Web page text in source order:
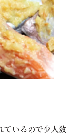
ているので少人数